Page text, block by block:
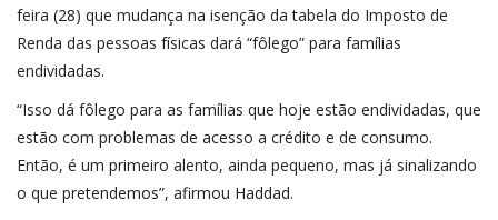
feira (28) que mudança na isenção da tabela do Imposto de
Renda das pessoas físicas dará “fôlego” para famílias
endividadas.
“Isso dá fôlego para as famílias que hoje estão endividadas, que
estão com problemas de acesso a crédito e de consumo.
Então, é um primeiro alento, ainda pequeno, mas já sinalizando
o que pretendemos”, afirmou Haddad.